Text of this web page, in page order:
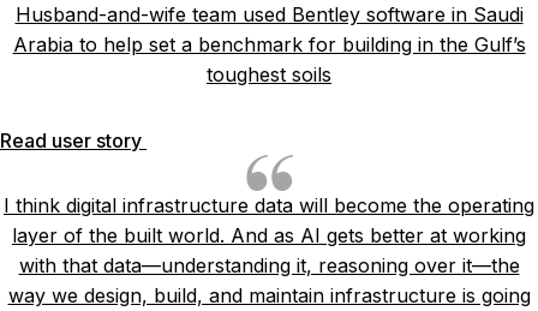
Husband-and-wife team used Bentley software in Saudi
Arabia to help set a benchmark for building in the Gulf’s
toughest soils
Read user story
I think digital infrastructure data will become the operating
layer of the built world. And as AI gets better at working
with that data—understanding it, reasoning over it—the
way we design, build, and maintain infrastructure is going